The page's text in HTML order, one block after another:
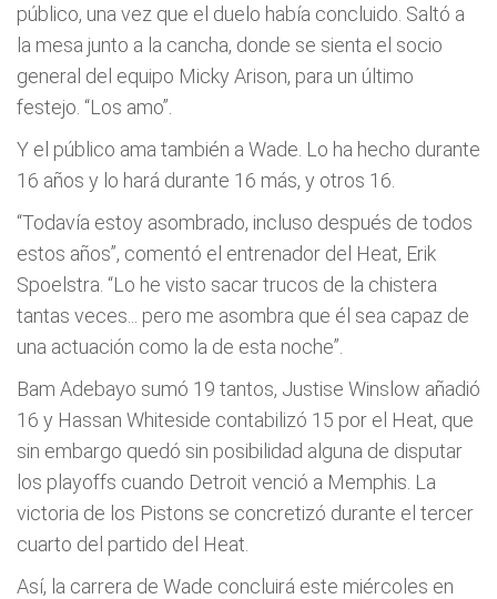
público, una vez que el duelo había concluido. Saltó a
la mesa junto a la cancha, donde se sienta el socio
general del equipo Micky Arison, para un último
festejo. “Los amo”.
Y el público ama también a Wade. Lo ha hecho durante
16 años y lo hará durante 16 más, y otros 16.
“Todavía estoy asombrado, incluso después de todos
estos años”, comentó el entrenador del Heat, Erik
Spoelstra. “Lo he visto sacar trucos de la chistera
tantas veces... pero me asombra que él sea capaz de
una actuación como la de esta noche”.
Bam Adebayo sumó 19 tantos, Justise Winslow añadió
16 y Hassan Whiteside contabilizó 15 por el Heat, que
sin embargo quedó sin posibilidad alguna de disputar
los playoffs cuando Detroit venció a Memphis. La
victoria de los Pistons se concretizó durante el tercer
cuarto del partido del Heat.
Así, la carrera de Wade concluirá este miércoles en